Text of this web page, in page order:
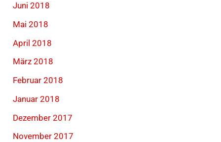
Juni 2018
Mai 2018
April 2018
März 2018
Februar 2018
Januar 2018
Dezember 2017
November 2017